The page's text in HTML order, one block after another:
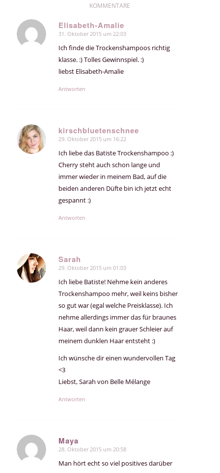
KOMMENTARE
Elisabeth-Amalie
sagte:
31. Oktober 2015 um 22:03
Ich finde die Trockenshampoos richtig
klasse. :) Tolles Gewinnspiel. :)
liebst Elisabeth-Amalie
Antworten
kirschbluetenschnee
sagte:
29. Oktober 2015 um 16:22
Ich liebe das Batiste Trockenshampoo :)
Cherry steht auch schon lange und
immer wieder in meinem Bad, auf die
beiden anderen Düfte bin ich jetzt echt
gespannt :)
Antworten
Sarah
sagte:
29. Oktober 2015 um 01:03
Ich liebe Batiste! Nehme kein anderes
Trockenshampoo mehr, weil keins bisher
so gut war (egal welche Preisklasse). Ich
nehme allerdings immer das für braunes
Haar, weil dann kein grauer Schleier auf
meinem dunklen Haar entsteht :)
Ich wünsche dir einen wundervollen Tag
<3
Liebst, Sarah von Belle Mélange
Antworten
Maya
sagte:
28. Oktober 2015 um 20:58
Man hört echt so viel positives darüber